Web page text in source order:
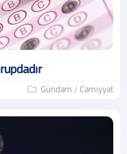
Gündəm / Cəmiyyət